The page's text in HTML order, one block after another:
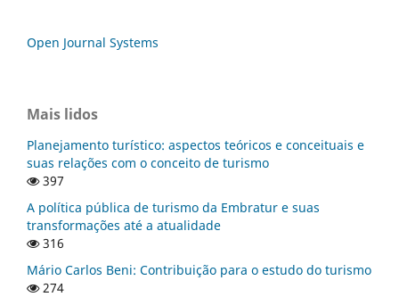
Open Journal Systems
Mais lidos
Planejamento turístico: aspectos teóricos e conceituais e
suas relações com o conceito de turismo
397
A política pública de turismo da Embratur e suas
transformações até a atualidade
316
Mário Carlos Beni: Contribuição para o estudo do turismo
274